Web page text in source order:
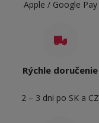
Apple / Google Pay
Rýchle doručenie
2 – 3 dni po SK a CZ